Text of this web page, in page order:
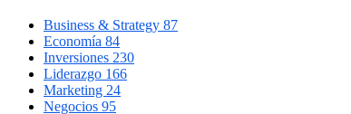
Business & Strategy 87
Economía 84
Inversiones 230
Liderazgo 166
Marketing 24
Negocios 95